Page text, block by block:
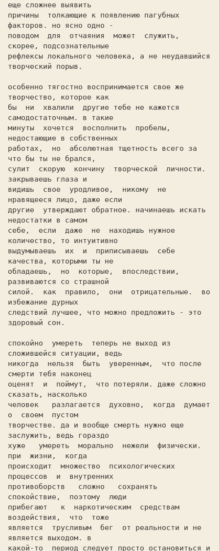
еще сложнее выявить
причины  толкающие к появлению пагубных
факторов. но ясно одно -
поводом  для  отчаяния  может  служить,
скорее, подсознательные
рефлексы локального человека, а не неудавшийся
творческий порыв.
особенно тягостно воспринимается свое же
творчество, которое как
бы  ни  хвалили  другие тебе не кажется
самодостаточным. в такие
минуты  хочется  восполнить  пробелы,
недостающие в собственных
работах,  но  абсолютная тщетность всего за
что бы ты не брался,
сулит  скорую  кончину  творческой  личности.
закрываешь глаза и
видишь  свое  уродливое,  никому  не
нравящееся лицо, даже если
другие  утверждают обратное. начинаешь искать
недостатки в самом
себе,  если  даже  не  находишь нужное
количество, то интуитивно
выдумываешь  их  и  приписываешь  себе
качества, которыми ты не
обладаешь,  но  которые,  впоследствии,
развиваются со страшной
силой.  как  правило,  они  отрицательные.  во
избежание дурных
следствий лучшее, что можно предложить - это
здоровый сон.
спокойно  умереть  теперь не выход из
сложившейся ситуации, ведь
никогда  нельзя  быть  уверенным,  что после
смерти тебя наконец
оценят  и  поймут,  что потеряли. даже сложно
сказать, насколько
человек   разлагается  духовно,  когда  думает
о  своем  пустом
творчестве. да и вообще смерть нужно еще
заслужить, ведь гораздо
хуже   умереть  морально  нежели  физически.
при  жизни,  когда
происходит  множество  психологических
процессов  и  внутренних
противоборств   сложно   сохранять
спокойствие,  поэтому  люди
прибегают   к  наркотическим  средствам
воздействия,  что  тоже
является  трусливым  бег  от реальности и не
является выходом. в
какой-то  период следует просто остановиться и